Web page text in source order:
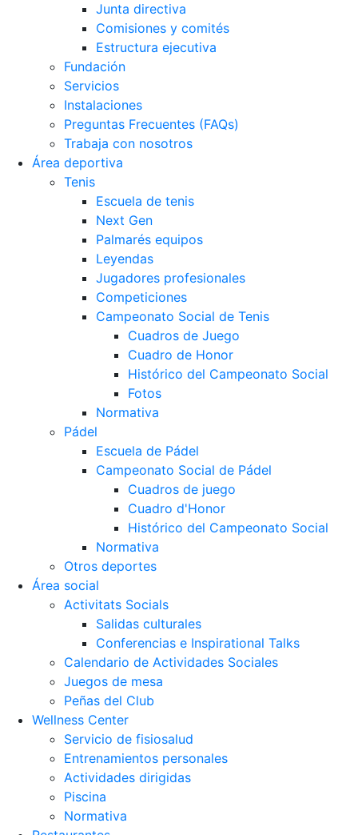
Junta directiva
Comisiones y comités
Estructura ejecutiva
Fundación
Servicios
Instalaciones
Preguntas Frecuentes (FAQs)
Trabaja con nosotros
Área deportiva
Tenis
Escuela de tenis
Next Gen
Palmarés equipos
Leyendas
Jugadores profesionales
Competiciones
Campeonato Social de Tenis
Cuadros de Juego
Cuadro de Honor
Histórico del Campeonato Social
Fotos
Normativa
Pádel
Escuela de Pádel
Campeonato Social de Pádel
Cuadros de juego
Cuadro d'Honor
Histórico del Campeonato Social
Normativa
Otros deportes
Área social
Activitats Socials
Salidas culturales
Conferencias e Inspirational Talks
Calendario de Actividades Sociales
Juegos de mesa
Peñas del Club
Wellness Center
Servicio de fisiosalud
Entrenamientos personales
Actividades dirigidas
Piscina
Normativa